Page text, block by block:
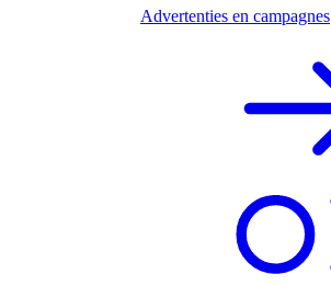
Advertenties en campagnes